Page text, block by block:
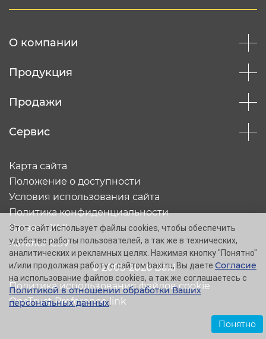
О компании
Продукция
Продажи
Сервис
© 2005-2026 Baxi
Карта сайта
Положение о доступности
Условия использования сайта
Политика конфиденциальности
Каталог XML
Каталог CSV
Политика использования файлов cookie
OneTrust Preference link
Этот сайт использует файлы cookies, чтобы обеспечить
удобство работы пользователей, а так же в технических,
аналитических и рекламных целях. Нажимая кнопку "Понятно"
и/или продолжая работу с сайтом baxi.ru, Вы даете Согласие
на использование файлов cookies, а так же соглашаетесь с
Политикой в отношении обработки Ваших
персональных данных.
Понятно